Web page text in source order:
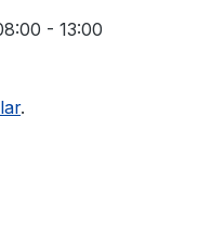
- 13:00
.